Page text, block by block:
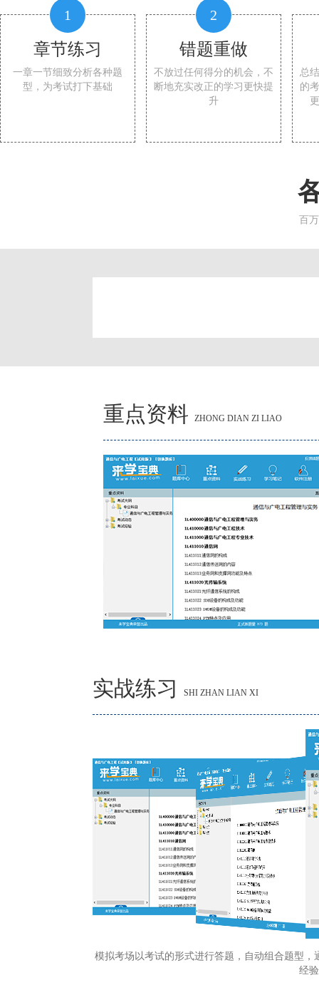
1
章节练习
一章一节细致分析各种题
型，为考试打下基础
2
错题重做
不放过任何得分的机会，不
断地充实改正的学习更快提
升
总
的
百
重点资料 ZHONG DIAN ZI LIAO
实战练习 SHI ZHAN LIAN XI
模拟考场以考试的形式进行答题，自动组合题型
经